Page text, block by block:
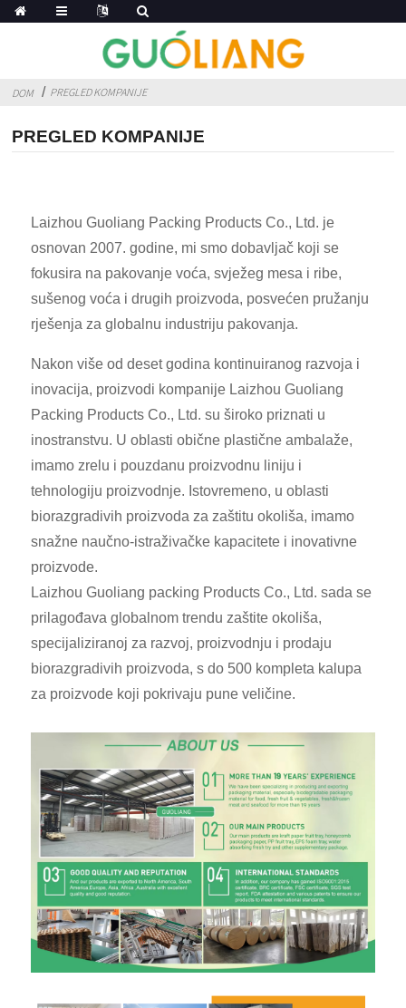
DOM PREGLED KOMPANIJE
PREGLED KOMPANIJE
Laizhou Guoliang Packing Products Co., Ltd. je
osnovan 2007. godine, mi smo dobavljač koji se
fokusira na pakovanje voća, svježeg mesa i ribe,
sušenog voća i drugih proizvoda, posvećen pružanju
rješenja za globalnu industriju pakovanja.
Nakon više od deset godina kontinuiranog razvoja i
inovacija, proizvodi kompanije Laizhou Guoliang
Packing Products Co., Ltd. su široko priznati u
inostranstvu. U oblasti obične plastične ambalaže,
imamo zrelu i pouzdanu proizvodnu liniju i
tehnologiju proizvodnje. Istovremeno, u oblasti
biorazgradivih proizvoda za zaštitu okoliša, imamo
snažne naučno-istraživačke kapacitete i inovativne
proizvode.
Laizhou Guoliang packing Products Co., Ltd. sada se
prilagođava globalnom trendu zaštite okoliša,
specijaliziranoj za razvoj, proizvodnju i prodaju
biorazgradivih proizvoda, s do 500 kompleta kalupa
za proizvode koji pokrivaju pune veličine.